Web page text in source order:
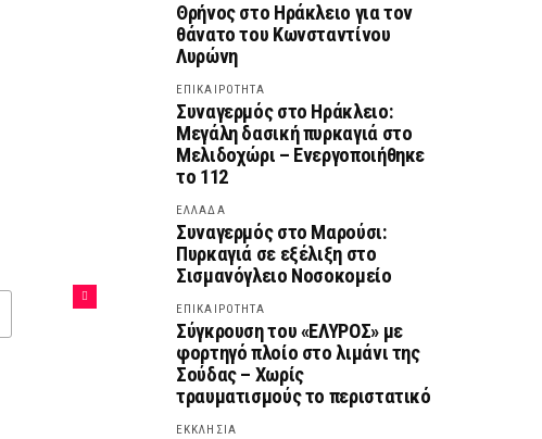
Θρήνος στο Ηράκλειο για τον
θάνατο του Κωνσταντίνου
Λυρώνη
ΕΠΙΚΑΙΡΟΤΗΤΑ
Συναγερμός στο Ηράκλειο:
Μεγάλη δασική πυρκαγιά στο
Μελιδοχώρι – Ενεργοποιήθηκε
το 112
ΕΛΛΑΔΑ
Συναγερμός στο Μαρούσι:
Πυρκαγιά σε εξέλιξη στο
Σισμανόγλειο Νοσοκομείο
ΕΠΙΚΑΙΡΟΤΗΤΑ
Σύγκρουση του «ΕΛΥΡΟΣ» με
φορτηγό πλοίο στο λιμάνι της
Σούδας – Χωρίς
τραυματισμούς το περιστατικό
ΕΚΚΛΗΣΙΑ